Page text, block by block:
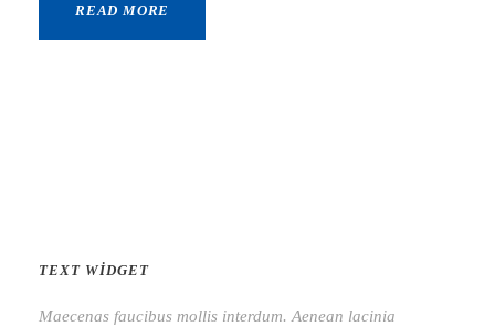
READ MORE
TEXT WIDGET
Maecenas faucibus mollis interdum. Aenean lacinia